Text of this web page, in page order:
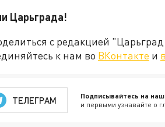
Царьграда!
с редакцией
к нам во ВКонтакте и
ТЕЛЕГРАМ Подписывайтесь на
и первыми узнавайте о